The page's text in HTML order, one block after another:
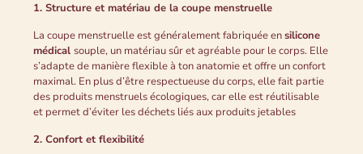
1. Structure et matériau de la coupe menstruelle
La coupe menstruelle est généralement fabriquée ensilicone
médical souple, un matériau sûr et agréable pour le corps. Elle
s’adapte de manière flexible à ton anatomie et offre un confort
maximal. En plus d’être respectueuse du corps, elle fait partie
des produits menstruels écologiques, car elle est réutilisable
et permet d’éviter les déchets liés aux produits jetables
2. Confort et flexibilité